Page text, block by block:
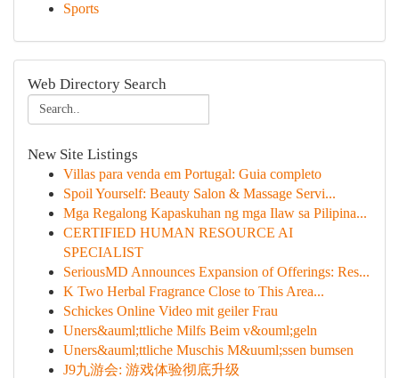
Sports
Web Directory Search
New Site Listings
Villas para venda em Portugal: Guia completo
Spoil Yourself: Beauty Salon & Massage Servi...
Mga Regalong Kapaskuhan ng mga Ilaw sa Pilipina...
CERTIFIED HUMAN RESOURCE AI
SPECIALIST
SeriousMD Announces Expansion of Offerings: Res...
K Two Herbal Fragrance Close to This Area...
Schickes Online Video mit geiler Frau
Uners&auml;ttliche Milfs Beim v&ouml;geln
Uners&auml;ttliche Muschis M&uuml;ssen bumsen
J9九游会: 游戏体验彻底升级